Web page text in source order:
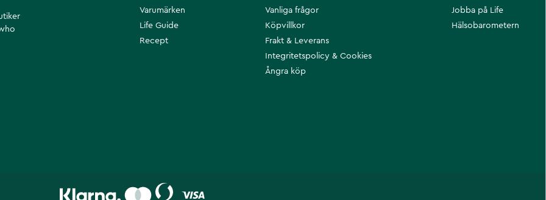
Jobba på Life
Hälsobarometern
Vanliga frågor
Köpvillkor
Frakt & Leverans
Integritetspolicy & Cookies
Ångra köp
Varumärken
Life Guide
Recept